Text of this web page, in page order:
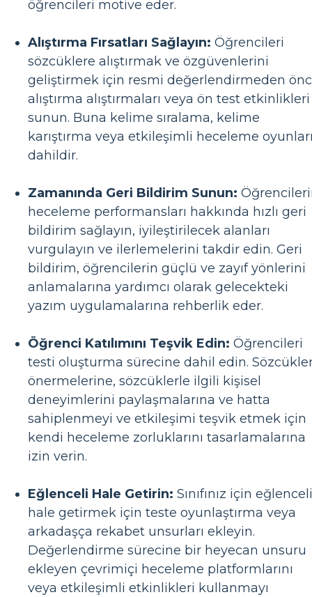
öğrencileri motive eder.
Alıştırma Fırsatları Sağlayın: Öğrencileri
sözcüklere alıştırmak ve özgüvenlerini
geliştirmek için resmi değerlendirmeden
alıştırma alıştırmaları veya ön test etkinlikleri
sunun. Buna kelime sıralama, kelime
karıştırma veya etkileşimli heceleme
dahildir.
Zamanında Geri Bildirim Sunun:
heceleme performansları hakkında hızlı geri
bildirim sağlayın, iyileştirilecek alanları
vurgulayın ve ilerlemelerini takdir edin. Geri
bildirim, öğrencilerin güçlü ve zayıf yönlerini
anlamalarına yardımcı olarak gelecekteki
yazım uygulamalarına rehberlik eder.
Öğrenci Katılımını Teşvik Edin: Öğrencileri
testi oluşturma sürecine dahil edin.
önermelerine, sözcüklerle ilgili kişisel
deneyimlerini paylaşmalarına ve hatta
sahiplenmeyi ve etkileşimi teşvik etmek için
kendi heceleme zorluklarını tasarlamalarına
izin verin.
Eğlenceli Hale Getirin: Sınıfınız için eğlenceli
hale getirmek için teste oyunlaştırma veya
arkadaşça rekabet unsurları ekleyin.
Değerlendirme sürecine bir heyecan unsuru
ekleyen çevrimiçi heceleme platformlarını
veya etkileşimli etkinlikleri kullanmayı